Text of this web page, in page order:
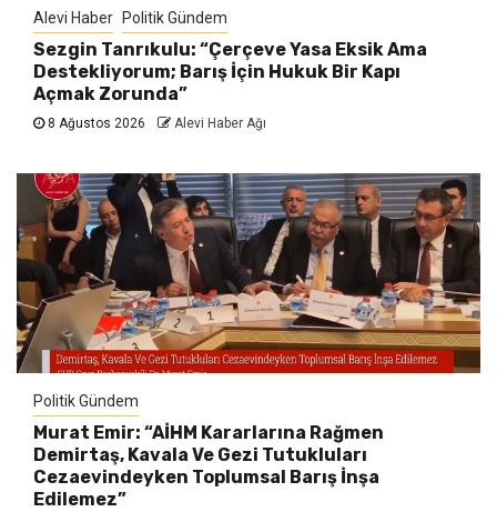
Alevi Haber Politik Gündem
Sezgin Tanrıkulu: “Çerçeve Yasa Eksik Ama
Destekliyorum; Barış İçin Hukuk Bir Kapı
Açmak Zorunda”
8 Ağustos 2026 Alevi Haber Ağı
Politik Gündem
Murat Emir: “AİHM Kararlarına Rağmen
Demirtaş, Kavala Ve Gezi Tutukluları
Cezaevindeyken Toplumsal Barış İnşa
Edilemez”